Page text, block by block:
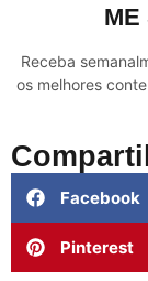
ME
Receba
os melhores
Facebook
Pinterest